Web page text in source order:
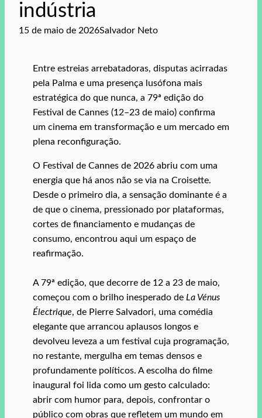
indústria
15 de maio de 2026Salvador Neto
Entre estreias arrebatadoras, disputas acirradas
pela Palma e uma presença lusófona mais
estratégica do que nunca, a 79ª edição do
Festival de Cannes (12–23 de maio) confirma
um cinema em transformação e um mercado em
plena reconfiguração.
O Festival de Cannes de 2026 abriu com uma
energia que há anos não se via na Croisette.
Desde o primeiro dia, a sensação dominante é a
de que o cinema, pressionado por plataformas,
cortes de financiamento e mudanças de
consumo, encontrou aqui um espaço de
reafirmação.
A 79ª edição, que decorre de 12 a 23 de maio,
começou com o brilho inesperado de La Vénus
Électrique, de Pierre Salvadori, uma comédia
elegante que arrancou aplausos longos e
devolveu leveza a um festival cuja programação,
no restante, mergulha em temas densos e
profundamente políticos. A escolha do filme
inaugural foi lida como um gesto calculado:
abrir com humor para, depois, confrontar o
público com obras que refletem um mundo em